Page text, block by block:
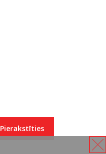
Pierakstīties